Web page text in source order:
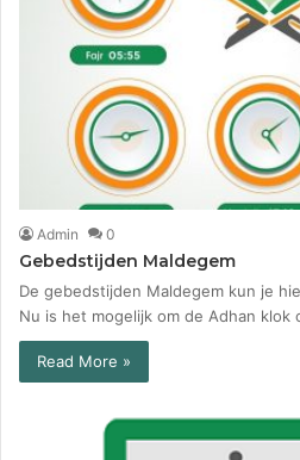
Admin 0
Gebedstijden Maldegem
De gebedstijden Maldegem kun je
Nu is het mogelijk om de Adhan klok
Read More »